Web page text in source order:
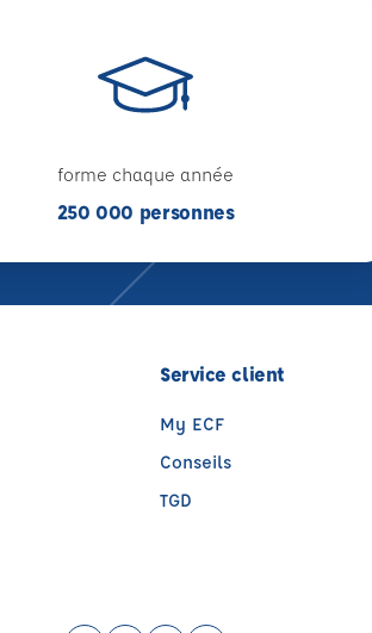
forme chaque année
250 000 personnes
Service client
My ECF
Conseils
TGD